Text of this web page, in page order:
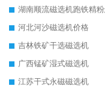
河北河沙磁选机价格
吉林铁矿干选磁选机
广西锰矿湿式磁选机
江苏干式永磁磁选机